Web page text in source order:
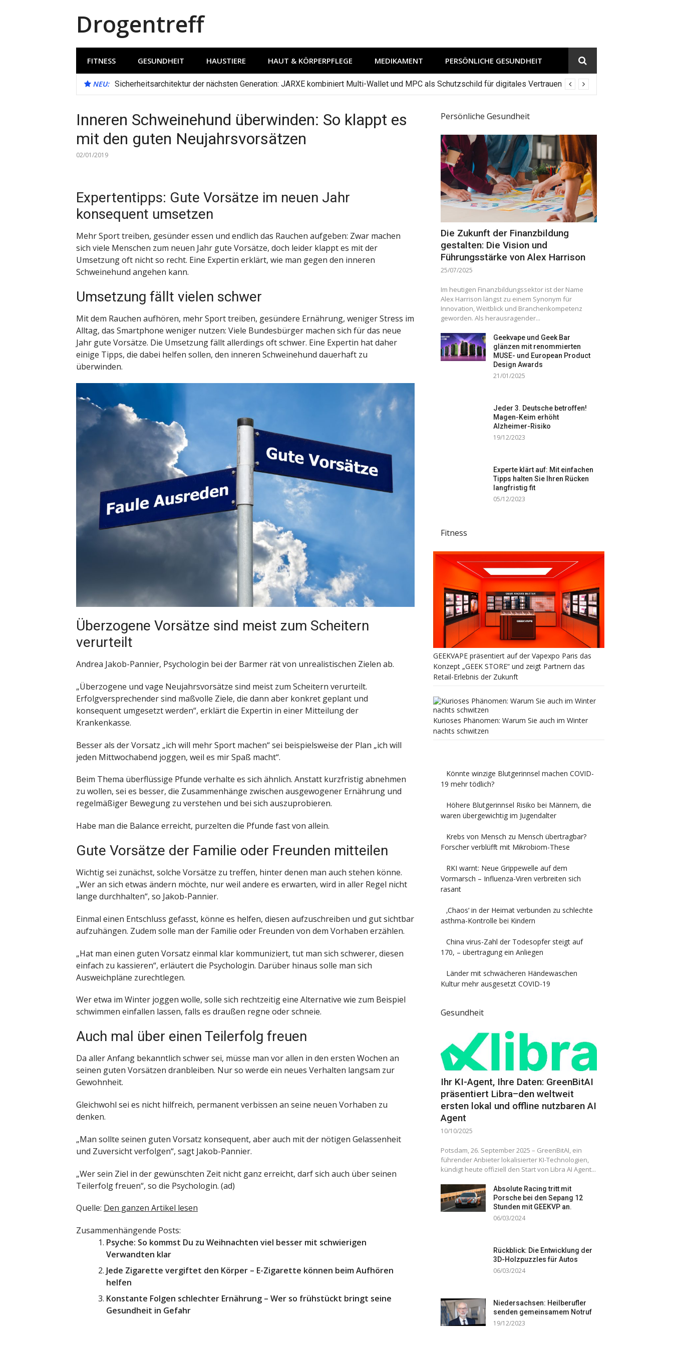
Drogentreff
FITNESS GESUNDHEIT HAUSTIERE HAUT & KÖRPERPFLEGE MEDIKAMENT PERSÖNLICHE GESUNDHEIT
NEU: Sicherheitsarchitektur der nächsten Generation: JARXE kombiniert Multi-Wallet und MPC als Schutzschild für digitales Vertrauen
Inneren Schweinehund überwinden: So klappt es
mit den guten Neujahrsvorsätzen
02/01/2019
Expertentipps: Gute Vorsätze im neuen Jahr
konsequent umsetzen
Mehr Sport treiben, gesünder essen und endlich das Rauchen aufgeben: Zwar machen
sich viele Menschen zum neuen Jahr gute Vorsätze, doch leider klappt es mit der
Umsetzung oft nicht so recht. Eine Expertin erklärt, wie man gegen den inneren
Schweinehund angehen kann.
Umsetzung fällt vielen schwer
Mit dem Rauchen aufhören, mehr Sport treiben, gesündere Ernährung, weniger Stress im
Alltag, das Smartphone weniger nutzen: Viele Bundesbürger machen sich für das neue
Jahr gute Vorsätze. Die Umsetzung fällt allerdings oft schwer. Eine Expertin hat daher
einige Tipps, die dabei helfen sollen, den inneren Schweinehund dauerhaft zu
überwinden.
Überzogene Vorsätze sind meist zum Scheitern
verurteilt
Andrea Jakob-Pannier, Psychologin bei der Barmer rät von unrealistischen Zielen ab.
„Überzogene und vage Neujahrsvorsätze sind meist zum Scheitern verurteilt.
Erfolgversprechender sind maßvolle Ziele, die dann aber konkret geplant und
konsequent umgesetzt werden“, erklärt die Expertin in einer Mitteilung der
Krankenkasse.
Besser als der Vorsatz „ich will mehr Sport machen“ sei beispielsweise der Plan „ich will
jeden Mittwochabend joggen, weil es mir Spaß macht“.
Beim Thema überflüssige Pfunde verhalte es sich ähnlich. Anstatt kurzfristig abnehmen
zu wollen, sei es besser, die Zusammenhänge zwischen ausgewogener Ernährung und
regelmäßiger Bewegung zu verstehen und bei sich auszuprobieren.
Habe man die Balance erreicht, purzelten die Pfunde fast von allein.
Gute Vorsätze der Familie oder Freunden mitteilen
Wichtig sei zunächst, solche Vorsätze zu treffen, hinter denen man auch stehen könne.
„Wer an sich etwas ändern möchte, nur weil andere es erwarten, wird in aller Regel nicht
lange durchhalten“, so Jakob-Pannier.
Einmal einen Entschluss gefasst, könne es helfen, diesen aufzuschreiben und gut sichtbar
aufzuhängen. Zudem solle man der Familie oder Freunden von dem Vorhaben erzählen.
„Hat man einen guten Vorsatz einmal klar kommuniziert, tut man sich schwerer, diesen
einfach zu kassieren“, erläutert die Psychologin. Darüber hinaus solle man sich
Ausweichpläne zurechtlegen.
Wer etwa im Winter joggen wolle, solle sich rechtzeitig eine Alternative wie zum Beispiel
schwimmen einfallen lassen, falls es draußen regne oder schneie.
Auch mal über einen Teilerfolg freuen
Da aller Anfang bekanntlich schwer sei, müsse man vor allen in den ersten Wochen an
seinen guten Vorsätzen dranbleiben. Nur so werde ein neues Verhalten langsam zur
Gewohnheit.
Gleichwohl sei es nicht hilfreich, permanent verbissen an seine neuen Vorhaben zu
denken.
„Man sollte seinen guten Vorsatz konsequent, aber auch mit der nötigen Gelassenheit
und Zuversicht verfolgen“, sagt Jakob-Pannier.
„Wer sein Ziel in der gewünschten Zeit nicht ganz erreicht, darf sich auch über seinen
Teilerfolg freuen“, so die Psychologin. (ad)
Quelle: Den ganzen Artikel lesen
Zusammenhängende Posts:
Psyche: So kommst Du zu Weihnachten viel besser mit schwierigen
Verwandten klar
Jede Zigarette vergiftet den Körper – E-Zigarette können beim Aufhören
helfen
Konstante Folgen schlechter Ernährung – Wer so frühstückt bringt seine
Gesundheit in Gefahr
Persönliche Gesundheit
Die Zukunft der Finanzbildung
gestalten: Die Vision und
Führungsstärke von Alex Harrison
25/07/2025
Im heutigen Finanzbildungssektor ist der Name
Alex Harrison längst zu einem Synonym für
Innovation, Weitblick und Branchenkompetenz
geworden. Als herausragender...
Geekvape und Geek Bar
glänzen mit renommierten
MUSE- und European Product
Design Awards
21/01/2025
Jeder 3. Deutsche betroffen!
Magen-Keim erhöht
Alzheimer-Risiko
19/12/2023
Experte klärt auf: Mit einfachen
Tipps halten Sie Ihren Rücken
langfristig fit
05/12/2023
Fitness
GEEKVAPE präsentiert auf der Vapexpo Paris das
Konzept „GEEK STORE“ und zeigt Partnern das
Retail-Erlebnis der Zukunft
Kurioses Phänomen: Warum Sie auch im Winter
nachts schwitzen
Könnte winzige Blutgerinnsel machen COVID-
19 mehr tödlich?
Höhere Blutgerinnsel Risiko bei Männern, die
waren übergewichtig im Jugendalter
Krebs von Mensch zu Mensch übertragbar?
Forscher verblüfft mit Mikrobiom-These
RKI warnt: Neue Grippewelle auf dem
Vormarsch – Influenza-Viren verbreiten sich
rasant
‚Chaos‘ in der Heimat verbunden zu schlechte
asthma-Kontrolle bei Kindern
China virus-Zahl der Todesopfer steigt auf
170, – übertragung ein Anliegen
Länder mit schwächeren Händewaschen
Kultur mehr ausgesetzt COVID-19
Gesundheit
Ihr KI-Agent, Ihre Daten: GreenBitAI
präsentiert Libra–den weltweit
ersten lokal und offline nutzbaren AI
Agent
10/10/2025
Potsdam, 26. September 2025 – GreenBitAI, ein
führender Anbieter lokalisierter KI-Technologien,
kündigt heute offiziell den Start von Libra AI Agent...
Absolute Racing tritt mit
Porsche bei den Sepang 12
Stunden mit GEEKVP an.
06/03/2024
Rückblick: Die Entwicklung der
3D-Holzpuzzles für Autos
06/03/2024
Niedersachsen: Heilberufler
senden gemeinsamem Notruf
19/12/2023